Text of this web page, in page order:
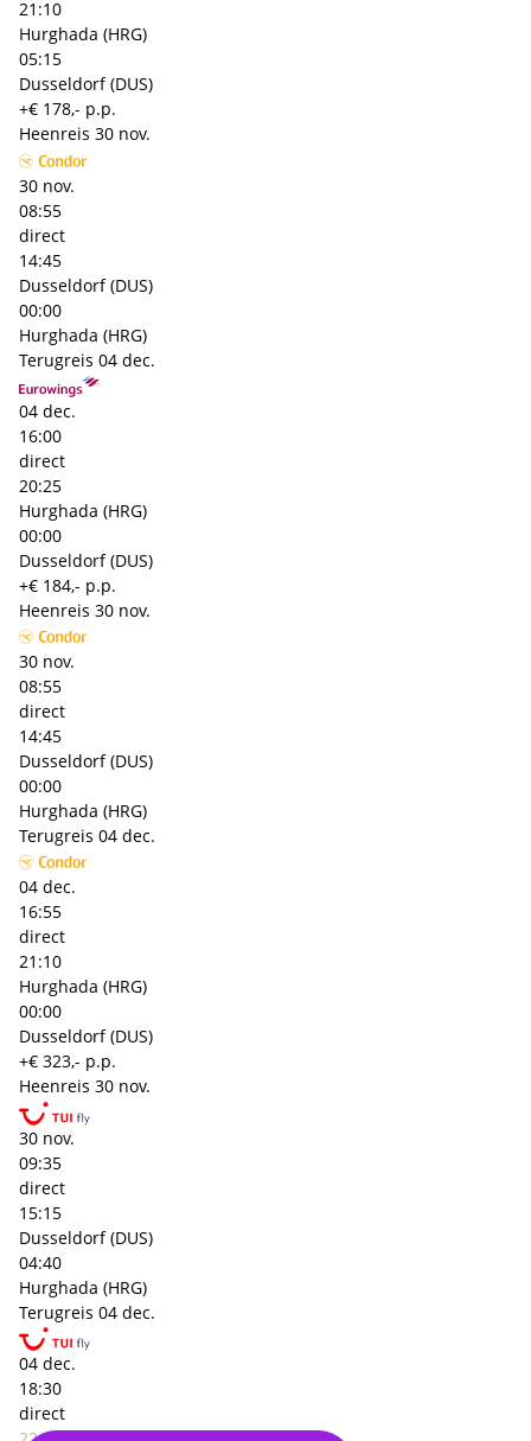
21:10
Hurghada (HRG)
05:15
Dusseldorf (DUS)
+€ 178,- p.p.
Heenreis 30 nov.
30 nov.
08:55
direct
14:45
Dusseldorf (DUS)
00:00
Hurghada (HRG)
Terugreis 04 dec.
04 dec.
16:00
direct
20:25
Hurghada (HRG)
00:00
Dusseldorf (DUS)
+€ 184,- p.p.
Heenreis 30 nov.
30 nov.
08:55
direct
14:45
Dusseldorf (DUS)
00:00
Hurghada (HRG)
Terugreis 04 dec.
04 dec.
16:55
direct
21:10
Hurghada (HRG)
00:00
Dusseldorf (DUS)
+€ 323,- p.p.
Heenreis 30 nov.
30 nov.
09:35
direct
15:15
Dusseldorf (DUS)
04:40
Hurghada (HRG)
Terugreis 04 dec.
04 dec.
18:30
direct